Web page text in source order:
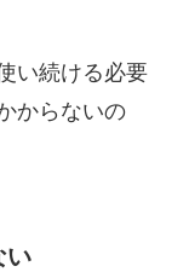
い続ける必要
からないの
い